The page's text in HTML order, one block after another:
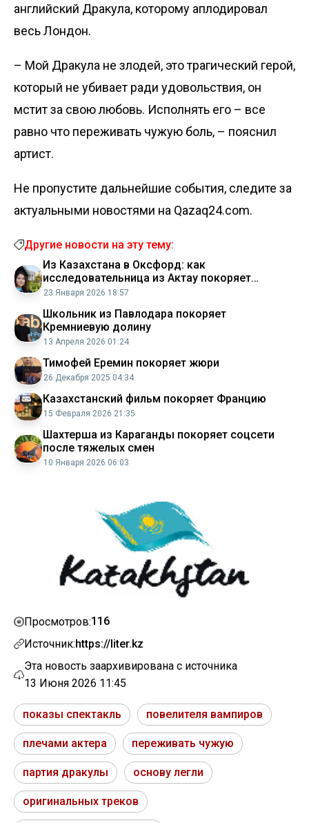
английский Дракула, которому аплодировал
весь Лондон.
– Мой Дракула не злодей, это трагический герой,
который не убивает ради удовольствия, он
мстит за свою любовь. Исполнять его – все
равно что переживать чужую боль, – пояснил
артист.
Не пропустите дальнейшие события, следите за
актуальными новостями на Qazaq24.com.
Другие новости на эту тему:
Из Казахстана в Оксфорд: как
исследовательница из Актау покоряет
международную арену
23 Января 2026 18:57
Школьник из Павлодара покоряет
Кремниевую долину
13 Апреля 2026 01:24
Тимофей Еремин покоряет жюри
26 Декабря 2025 04:34
Казахстанский фильм покоряет Францию
15 Февраля 2026 21:35
Шахтерша из Караганды покоряет соцсети
после тяжелых смен
10 Января 2026 06:03
Просмотров:116
Источник:https://liter.kz
Эта новость заархивирована с источника
13 Июня 2026 11:45
показы спектакль повелителя вампиров
плечами актера переживать чужую
партия дракулы основу легли
оригинальных треков